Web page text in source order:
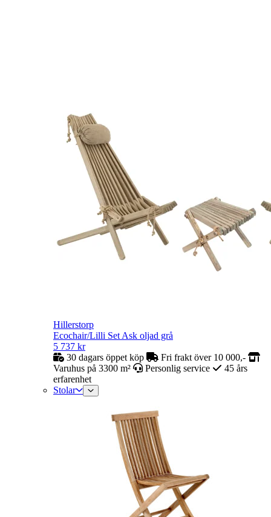
Hillerstorp
Ecochair/Lilli Set Ask oljad grå
5 737 kr
30 dagars öppet köp
Fri frakt över 10 000,-
Varuhus på 3300 m²
Personlig service
45 års
erfarenhet
Stolar